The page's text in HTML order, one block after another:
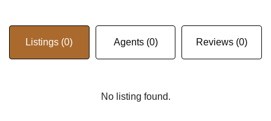
Listings (0) Agents (0) Reviews (0)
No listing found.